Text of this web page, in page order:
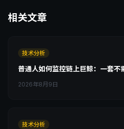
相关文章
技术分析
普通人如何监控链上巨鲸：一套不
2026年8月9日
技术分析